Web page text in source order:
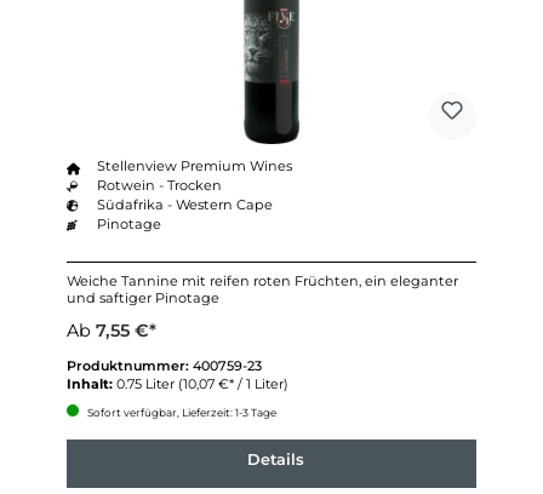
Stellenview Premium Wines
Rotwein - Trocken
Südafrika - Western Cape
Pinotage
Weiche Tannine mit reifen roten Früchten, ein eleganter
und saftiger Pinotage
Ab 7,55 €*
Produktnummer: 400759-23
Inhalt: 0.75 Liter (10,07 €* / 1 Liter)
Sofort verfügbar, Lieferzeit: 1-3 Tage
Details